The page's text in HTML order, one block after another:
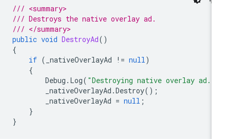
/// <summary>
/// Destroys the native overlay ad.
/// </summary>
public void DestroyAd
if
(_nativeOverlayAd != null
Debug.Log("Destroying native overlay ad."
_nativeOverlayAd.Destroy
_nativeOverlayAd
= null